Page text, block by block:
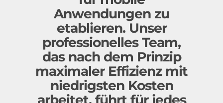
Anwendungen zu
etablieren. Unser
professionelles Team,
das nach dem Prinzip
maximaler Effizienz mit
niedrigsten Kosten
arbeitet, führt für jedes